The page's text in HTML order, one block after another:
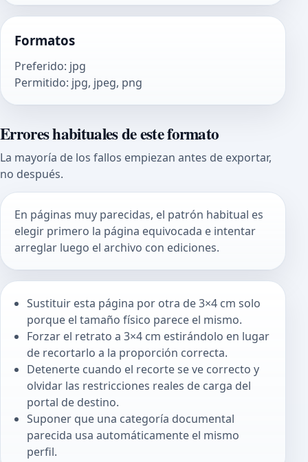
Formatos
Preferido: jpg
Permitido: jpg, jpeg, png
Errores habituales de este formato
La mayoría de los fallos empiezan antes de exportar,
no después.
En páginas muy parecidas, el patrón habitual es
elegir primero la página equivocada e intentar
arreglar luego el archivo con ediciones.
Sustituir esta página por otra de 3×4 cm solo
porque el tamaño físico parece el mismo.
Forzar el retrato a 3×4 cm estirándolo en lugar
de recortarlo a la proporción correcta.
Detenerte cuando el recorte se ve correcto y
olvidar las restricciones reales de carga del
portal de destino.
Suponer que una categoría documental
parecida usa automáticamente el mismo
perfil.